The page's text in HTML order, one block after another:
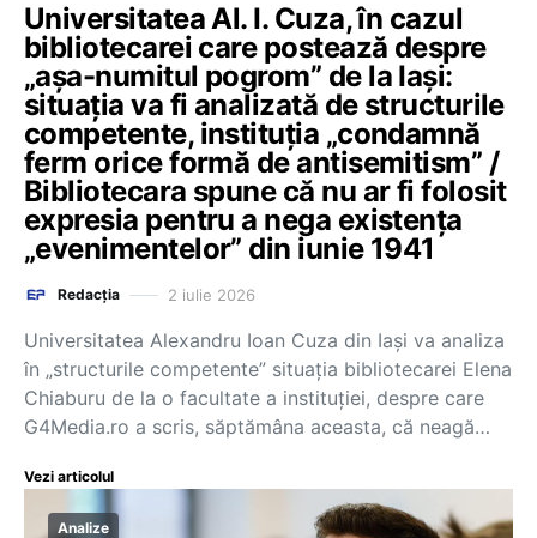
Universitatea Al. I. Cuza, în cazul
bibliotecarei care postează despre
„așa-numitul pogrom” de la Iași:
situația va fi analizată de structurile
competente, instituția „condamnă
ferm orice formă de antisemitism” /
Bibliotecara spune că nu ar fi folosit
expresia pentru a nega existența
„evenimentelor” din iunie 1941
Redacția 2 iulie 2026
Universitatea Alexandru Ioan Cuza din Iași va analiza
în „structurile competente” situația bibliotecarei Elena
Chiaburu de la o facultate a instituției, despre care
G4Media.ro a scris, săptămâna aceasta, că neagă…
Vezi articolul
Analize